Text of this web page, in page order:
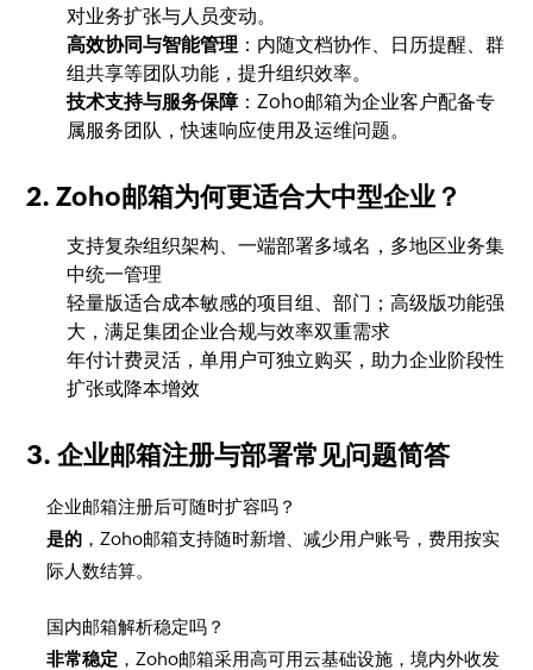
对业务扩张与人员变动。
高效协同与智能管理 ：内随文档协作、日历提醒、群
组共享等团队功能，提升组织效率。
技术支持与服务保障：Zoho邮箱为企业客户配备专
属服务团队，快速响应使用及运维问题。
2. Zoho邮箱为何更适合大中型企业？
支持复杂组织架构、一端部署多域名，多地区业务集
中统一管理
轻量版适合成本敏感的项目组、部门；高级版功能强
大，满足集团企业合规与效率双重需求
年付计费灵活，单用户可独立购买，助力企业阶段性
扩张或降本增效
3. 企业邮箱注册与部署常见问题简答
企业邮箱注册后可随时扩容吗？
是的 ，Zoho邮箱支持随时新增、减少用户账号，费用按实
际人数结算。
国内邮箱解析稳定吗？
非常稳定 ，Zoho邮箱采用高可用云基础设施，境内外收发